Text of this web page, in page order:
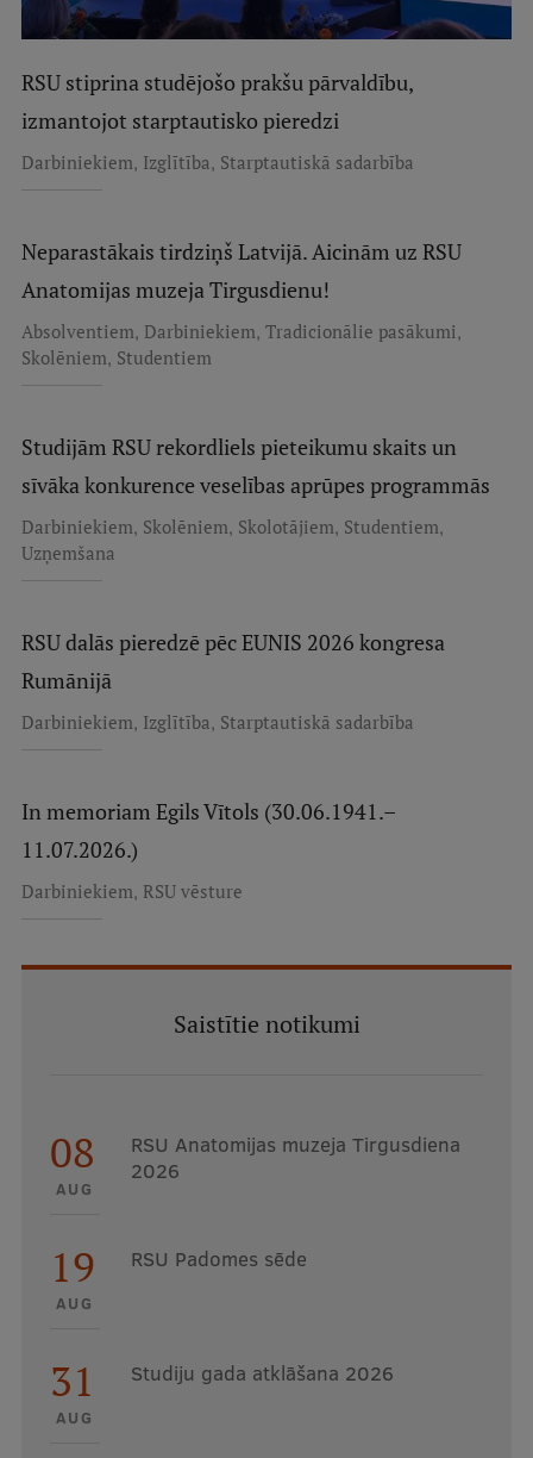
RSU stiprina studējošo prakšu pārvaldību,
izmantojot starptautisko pieredzi
Darbiniekiem, Izglītība, Starptautiskā sadarbība
Neparastākais tirdziņš Latvijā. Aicinām uz RSU
Anatomijas muzeja Tirgusdienu!
Absolventiem, Darbiniekiem, Tradicionālie pasākumi,
Skolēniem, Studentiem
Studijām RSU rekordliels pieteikumu skaits un
sīvāka konkurence veselības aprūpes programmās
Darbiniekiem, Skolēniem, Skolotājiem, Studentiem,
Uzņemšana
RSU dalās pieredzē pēc EUNIS 2026 kongresa
Rumānijā
Darbiniekiem, Izglītība, Starptautiskā sadarbība
In memoriam Egils Vītols (30.06.1941.–
11.07.2026.)
Darbiniekiem, RSU vēsture
Saistītie notikumi
08
AUG
RSU Anatomijas muzeja Tirgusdiena
2026
19
AUG
RSU Padomes sēde
31
AUG
Studiju gada atklāšana 2026